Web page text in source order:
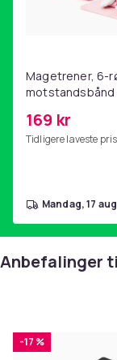
Magetrener, 6-
motstandsbånd
169 kr
Tidligere laveste
mandag, 17
Anbefalinger
-17 %